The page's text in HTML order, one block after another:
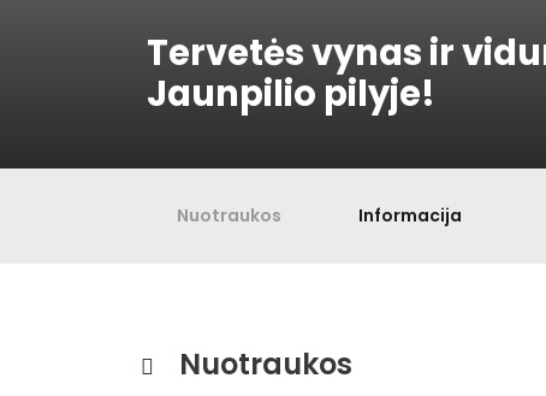
Tervetės vynas ir
Jaunpilio pilyje!
Nuotraukos Informacija
Nuotraukos